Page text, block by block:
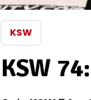
KSW
KSW